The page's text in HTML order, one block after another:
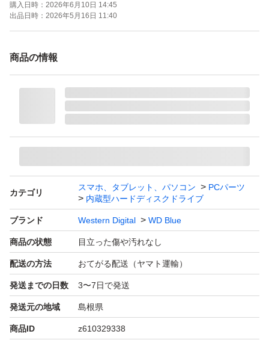
ます。
の背面USBに接続し録画用途。
精密機械物ですので、おすすめの発送方法は宅急便コンパ
クトですが、現価格にプラス500円となります。質問より
お寄せ下さいませ。
予め質問がなされなければネコポスでの発送となります。
発送前に再度認識の確認は致しますが、現状のお渡しで保
証が御座いません。何かあれば輸送障害も疑われるため当
購入日時： 2026年6月10日 14:45
出品日時： 2026年5月16日 11:40
商品の情報
カテゴリ
スマホ、タブレット、パソコン
PCパーツ
内蔵型ハードディスクドライブ
ブランド Western Digital WD Blue
商品の状態 目立った傷や汚れなし
配送の方法 おてがる配送（ヤマト運輸）
発送までの日数 3〜7日で発送
発送元の地域 島根県
商品ID z610329338